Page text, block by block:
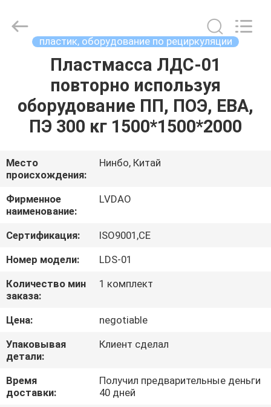
ПРОДУКТЫ
НАС
ПУТЕШЕСТВИЕ
ФАБРИКИ
ПРОВЕРКА
КАЧЕСТВА
СВЯЖИТЕСЬ
МЫ
НОВОСТИ
TRADE
CO.,LTD..
пластик, оборудование по рециркуляции
Пластмасса ЛДС-01
повторно используя
оборудование ПП, ПОЭ, ЕВА,
ПЭ 300 кг 1500*1500*2000
Место
происхождения:
Нинбо, Китай
Фирменное
наименование:
LVDAO
Сертификация:
ISO9001,CE
Номер модели:
LDS-01
Количество мин
заказа:
1 комплект
Цена:
negotiable
Упаковывая
детали:
Клиент сделал
Время
доставки:
Получил предварительные деньги
40 дней